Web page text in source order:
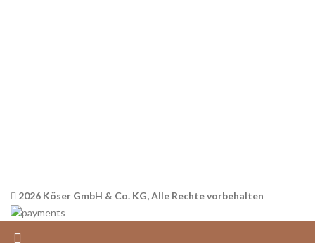
2026 Köser GmbH & Co. KG, Alle Rechte vorbehalten